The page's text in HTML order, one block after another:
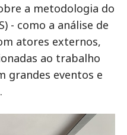
a metodologia do
- como a análise de
atores externos,
ao trabalho
grandes eventos e